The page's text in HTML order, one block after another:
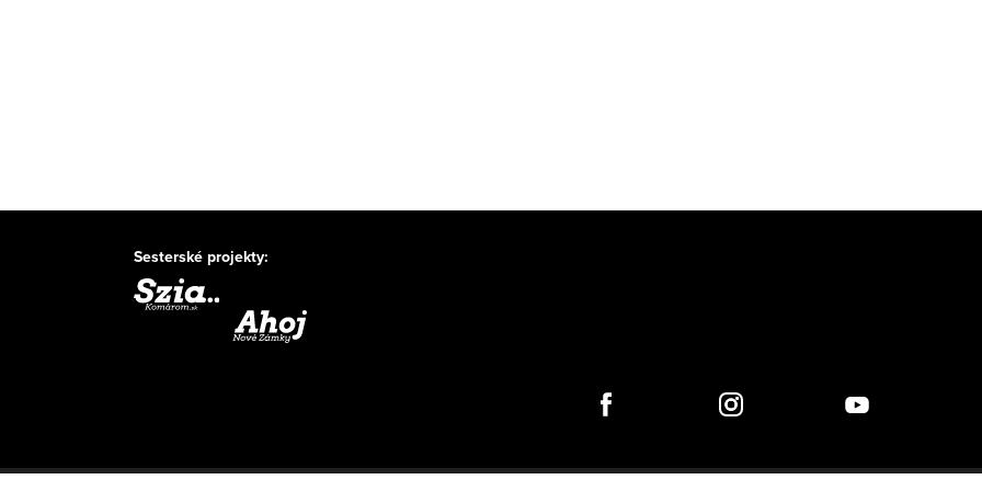
Sesterské projekty: